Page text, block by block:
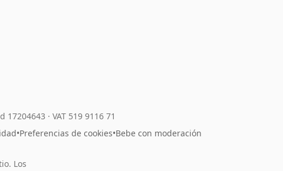
17204643 · VAT 519 9116 71
•Preferencias de cookies•Bebe con moderación
Los